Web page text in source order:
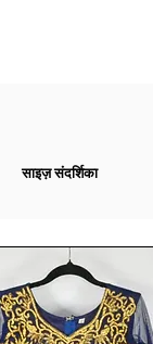
साइज़ संदर्शिका